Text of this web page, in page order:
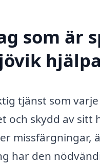
som är
tjänst som
och skydd av sitt
missfärgningar,
har den